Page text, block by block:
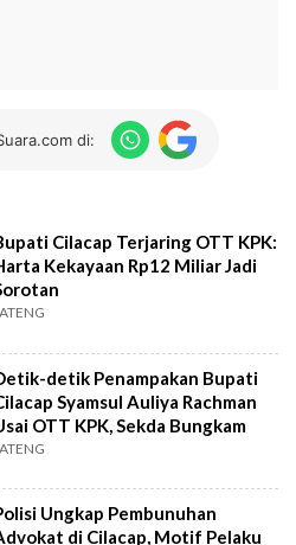
di:
Cilacap Terjaring OTT KPK:
Kekayaan Rp12 Miliar Jadi
detik Penampakan Bupati
Syamsul Auliya Rachman
OTT KPK, Sekda Bungkam
Ungkap Pembunuhan
di Cilacap, Motif Pelaku